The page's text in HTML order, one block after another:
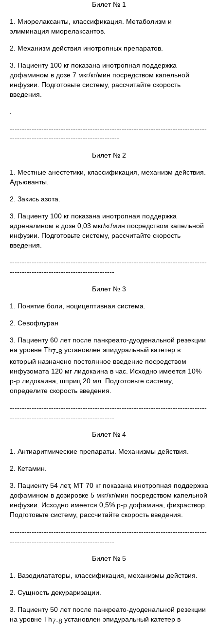
Билет № 1
1. Миорелаксанты, классификация. Метаболизм и
элиминация миорелаксантов.
2. Механизм действия инотропных препаратов.
3. Пациенту 100 кг показана инотропная поддержка
дофамином в дозе 7 мкг/кг/мин посредством капельной
инфузии. Подготовьте систему, рассчитайте скорость
введения.
---------------------------------------------------------------------------------
---------------------------------------------
Билет № 2
1. Местные анестетики, классификация, механизм действия.
Адъюванты.
2. Закись азота.
3. Пациенту 100 кг показана инотропная поддержка
адреналином в дозе 0,03 мкг/кг/мин посредством капельной
инфузии. Подготовьте систему, рассчитайте скорость
введения.
---------------------------------------------------------------------------------
-------------------------------------------
Билет № 3
1. Понятие боли, ноцицептивная система.
2. Севофлуран
3. Пациенту 60 лет после панкреато-дуоденальной резекции
на уровне Th7-8 установлен эпидуральный катетер в
который назначено постоянное введение посредством
инфузомата 120 мг лидокаина в час. Исходно имеется 10%
р-р лидокаина, шприц 20 мл. Подготовьте систему,
определите скорость введения.
---------------------------------------------------------------------------------
-------------------------------------------
Билет № 4
1. Антиаритмические препараты. Механизмы действия.
2. Кетамин.
3. Пациенту 54 лет, МТ 70 кг показана инотропная поддержка
дофамином в дозировке 5 мкг/кг/мин посредством капельной
инфузии. Исходно имеется 0,5% р-р дофамина, физраствор.
Подготовьте систему, рассчитайте скорость введения.
---------------------------------------------------------------------------------
-------------------------------------------
Билет № 5
1. Вазодилататоры, классификация, механизмы действия.
2. Сущность декураризации.
3. Пациенту 50 лет после панкреато-дуоденальной резекции
на уровне Th7-8 установлен эпидуральный катетер в